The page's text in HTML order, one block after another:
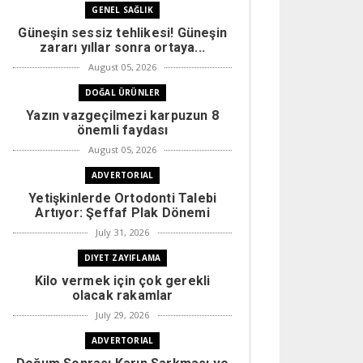
GENEL SAĞLIK
Güneşin sessiz tehlikesi! Güneşin
zararı yıllar sonra ortaya...
August 05, 2026
DOĞAL ÜRÜNLER
Yazın vazgeçilmezi karpuzun 8
önemli faydası
August 05, 2026
ADVERTORIAL
Yetişkinlerde Ortodonti Talebi
Artıyor: Şeffaf Plak Dönemi
July 31, 2026
DIYET ZAYIFLAMA
Kilo vermek için çok gerekli
olacak rakamlar
July 29, 2026
ADVERTORIAL